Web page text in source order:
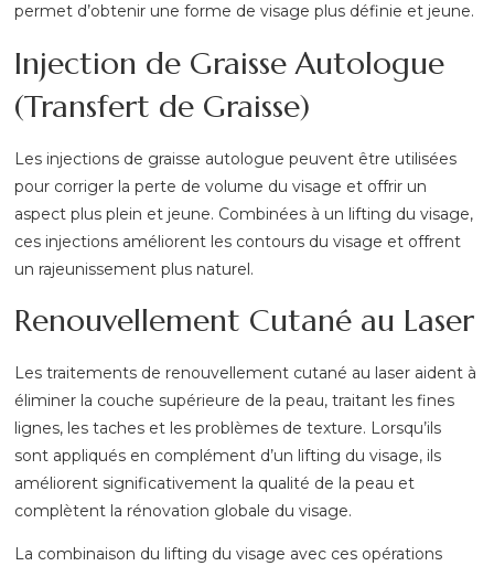
permet d’obtenir une forme de visage plus définie et jeune.
Injection de Graisse Autologue
(Transfert de Graisse)
Les injections de graisse autologue peuvent être utilisées
pour corriger la perte de volume du visage et offrir un
aspect plus plein et jeune. Combinées à un lifting du visage,
ces injections améliorent les contours du visage et offrent
un rajeunissement plus naturel.
Renouvellement Cutané au Laser
Les traitements de renouvellement cutané au laser aident à
éliminer la couche supérieure de la peau, traitant les fines
lignes, les taches et les problèmes de texture. Lorsqu’ils
sont appliqués en complément d’un lifting du visage, ils
améliorent significativement la qualité de la peau et
complètent la rénovation globale du visage.
La combinaison du lifting du visage avec ces opérations